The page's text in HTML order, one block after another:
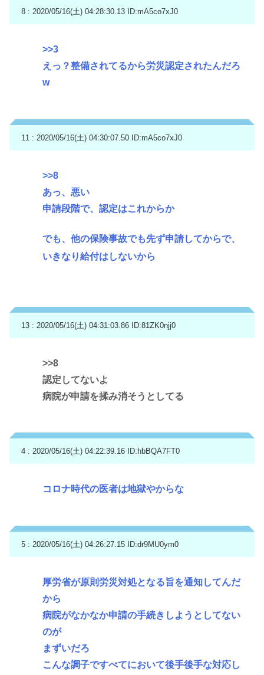
8 : 2020/05/16(土) 04:28:30.13 ID:mA5co7xJ0
>>3
えっ？整備されてるから労災認定されたんだろ
w
11 : 2020/05/16(土) 04:30:07.50 ID:mA5co7xJ0
>>8
あっ、悪い
申請段階で、認定はこれからか
でも、他の保険事故でも先ず申請してからで、
いきなり給付はしないから
13 : 2020/05/16(土) 04:31:03.86 ID:81ZK0njj0
>>8
認定してないよ
病院が申請を揉み消そうとしてる
4 : 2020/05/16(土) 04:22:39.16 ID:hbBQA7FT0
コロナ時代の医者は地獄やからな
5 : 2020/05/16(土) 04:26:27.15 ID:dr9MU0ym0
厚労省が原則労災対処となる旨を通知してんだ
から
病院がなかなか申請の手続きしようとしてない
のが
まずいだろ
こんな調子ですべてにおいて後手後手な対応し